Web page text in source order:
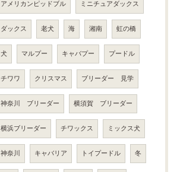
アメリカンピッドブル ミニチュアダックス
ダックス 老犬 海 湘南 虹の橋
犬 マルプー キャバプー プードル
チワワ クリスマス ブリーダー 見学
神奈川 ブリーダー 横須賀 ブリーダー
横浜ブリーダー チワックス ミックス犬
神奈川 キャバリア トイプードル 冬